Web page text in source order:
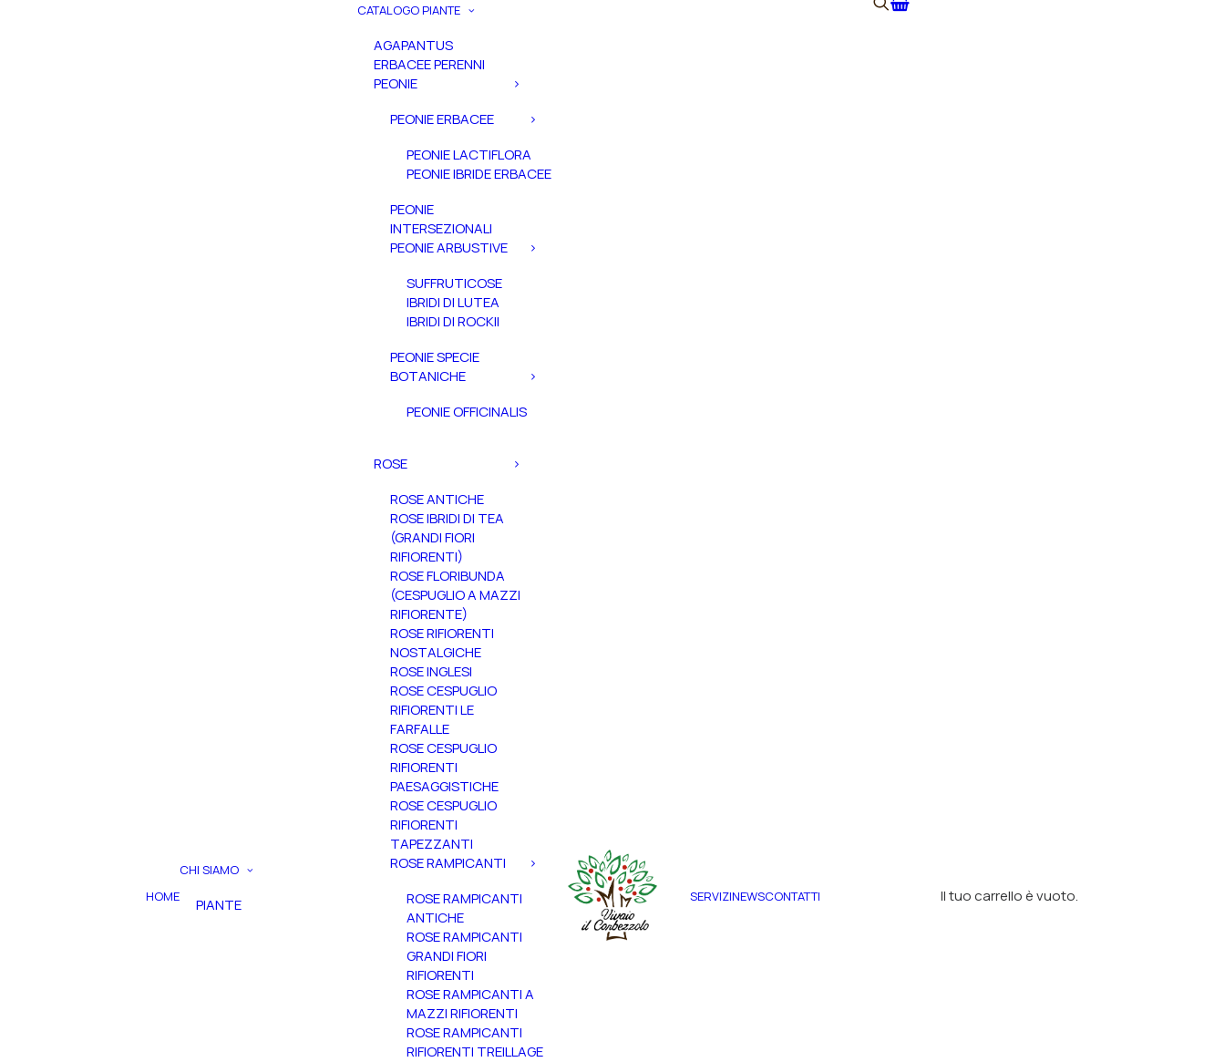
HOME
CHI SIAMO
PIANTE
CATALOGO PIANTE
AGAPANTUS
ERBACEE PERENNI
PEONIE
PEONIE ERBACEE
PEONIE LACTIFLORA
PEONIE IBRIDE ERBACEE
PEONIE
INTERSEZIONALI
PEONIE ARBUSTIVE
SUFFRUTICOSE
IBRIDI DI LUTEA
IBRIDI DI ROCKII
PEONIE SPECIE
BOTANICHE
PEONIE OFFICINALIS
ROSE
ROSE ANTICHE
ROSE IBRIDI DI TEA
(GRANDI FIORI
RIFIORENTI)
ROSE FLORIBUNDA
(CESPUGLIO A MAZZI
RIFIORENTE)
ROSE RIFIORENTI
NOSTALGICHE
ROSE INGLESI
ROSE CESPUGLIO
RIFIORENTI LE
FARFALLE
ROSE CESPUGLIO
RIFIORENTI
PAESAGGISTICHE
ROSE CESPUGLIO
RIFIORENTI
TAPEZZANTI
ROSE RAMPICANTI
ROSE RAMPICANTI
ANTICHE
ROSE RAMPICANTI
GRANDI FIORI
RIFIORENTI
ROSE RAMPICANTI A
MAZZI RIFIORENTI
ROSE RAMPICANTI
RIFIORENTI TREILLAGE
SERVIZINEWSCONTATTI Il tuo carrello è vuoto.